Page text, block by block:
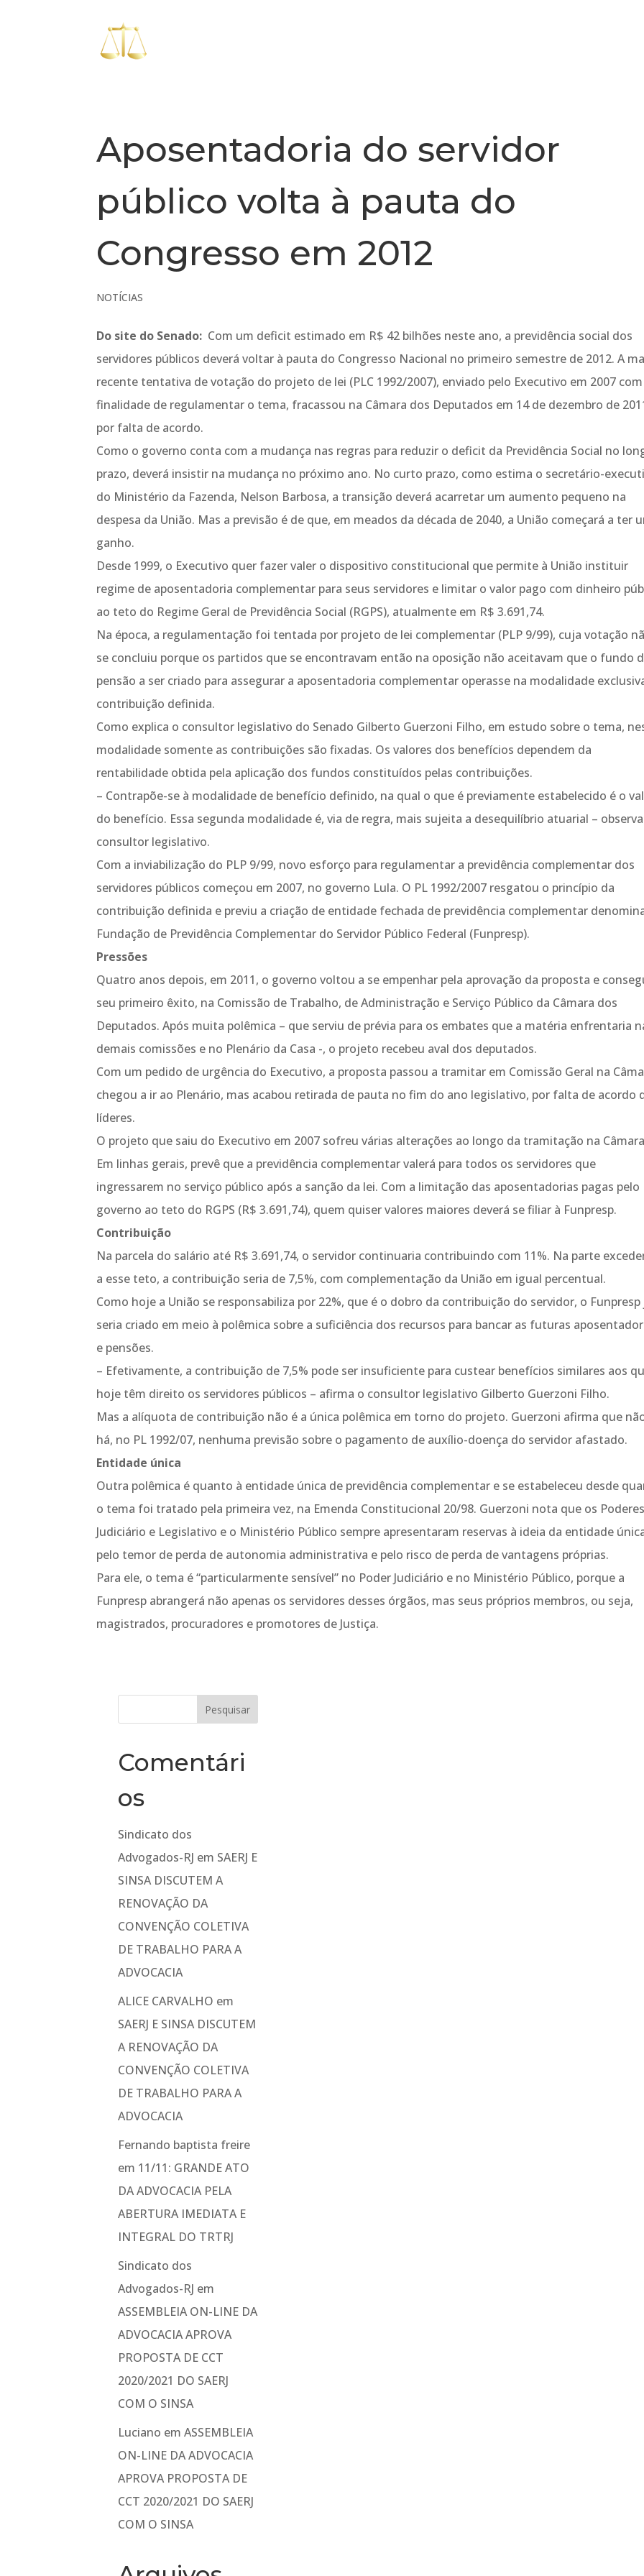
Aposentadoria do servidor
público volta à pauta do
Congresso em 2012
NOTÍCIAS
Do site do Senado: Com um deficit estimado em R$ 42 bilhões neste ano, a previdência social dos
servidores públicos deverá voltar à pauta do Congresso Nacional no primeiro semestre de 2012. A
recente tentativa de votação do projeto de lei (PLC 1992/2007), enviado pelo Executivo em 2007 com
finalidade de regulamentar o tema, fracassou na Câmara dos Deputados em 14 de dezembro de
por falta de acordo.
Como o governo conta com a mudança nas regras para reduzir o deficit da Previdência Social no
prazo, deverá insistir na mudança no próximo ano. No curto prazo, como estima o secretário-
do Ministério da Fazenda, Nelson Barbosa, a transição deverá acarretar um aumento pequeno na
despesa da União. Mas a previsão é de que, em meados da década de 2040, a União começará a ter
ganho.
Desde 1999, o Executivo quer fazer valer o dispositivo constitucional que permite à União instituir
regime de aposentadoria complementar para seus servidores e limitar o valor pago com dinheiro
ao teto do Regime Geral de Previdência Social (RGPS), atualmente em R$ 3.691,74.
Na época, a regulamentação foi tentada por projeto de lei complementar (PLP 9/99), cuja votação
se concluiu porque os partidos que se encontravam então na oposição não aceitavam que o fundo
pensão a ser criado para assegurar a aposentadoria complementar operasse na modalidade
contribuição definida.
Como explica o consultor legislativo do Senado Gilberto Guerzoni Filho, em estudo sobre o tema,
modalidade somente as contribuições são fixadas. Os valores dos benefícios dependem da
rentabilidade obtida pela aplicação dos fundos constituídos pelas contribuições.
– Contrapõe-se à modalidade de benefício definido, na qual o que é previamente estabelecido é o
do benefício. Essa segunda modalidade é, via de regra, mais sujeita a desequilíbrio atuarial –
consultor legislativo.
Com a inviabilização do PLP 9/99, novo esforço para regulamentar a previdência complementar dos
servidores públicos começou em 2007, no governo Lula. O PL 1992/2007 resgatou o princípio da
contribuição definida e previu a criação de entidade fechada de previdência complementar
Fundação de Previdência Complementar do Servidor Público Federal (Funpresp).
Pressões
Quatro anos depois, em 2011, o governo voltou a se empenhar pela aprovação da proposta e
seu primeiro êxito, na Comissão de Trabalho, de Administração e Serviço Público da Câmara dos
Deputados. Após muita polêmica – que serviu de prévia para os embates que a matéria enfrentaria
demais comissões e no Plenário da Casa -, o projeto recebeu aval dos deputados.
Com um pedido de urgência do Executivo, a proposta passou a tramitar em Comissão Geral na
chegou a ir ao Plenário, mas acabou retirada de pauta no fim do ano legislativo, por falta de acordo
líderes.
O projeto que saiu do Executivo em 2007 sofreu várias alterações ao longo da tramitação na
Em linhas gerais, prevê que a previdência complementar valerá para todos os servidores que
ingressarem no serviço público após a sanção da lei. Com a limitação das aposentadorias pagas pelo
governo ao teto do RGPS (R$ 3.691,74), quem quiser valores maiores deverá se filiar à Funpresp.
Contribuição
Na parcela do salário até R$ 3.691,74, o servidor continuaria contribuindo com 11%. Na parte
a esse teto, a contribuição seria de 7,5%, com complementação da União em igual percentual.
Como hoje a União se responsabiliza por 22%, que é o dobro da contribuição do servidor, o Funpresp
seria criado em meio à polêmica sobre a suficiência dos recursos para bancar as futuras
e pensões.
– Efetivamente, a contribuição de 7,5% pode ser insuficiente para custear benefícios similares aos
hoje têm direito os servidores públicos – afirma o consultor legislativo Gilberto Guerzoni Filho.
Mas a alíquota de contribuição não é a única polêmica em torno do projeto. Guerzoni afirma que
há, no PL 1992/07, nenhuma previsão sobre o pagamento de auxílio-doença do servidor afastado.
Entidade única
Outra polêmica é quanto à entidade única de previdência complementar e se estabeleceu desde
o tema foi tratado pela primeira vez, na Emenda Constitucional 20/98. Guerzoni nota que os Poderes
Judiciário e Legislativo e o Ministério Público sempre apresentaram reservas à ideia da entidade
pelo temor de perda de autonomia administrativa e pelo risco de perda de vantagens próprias.
Para ele, o tema é “particularmente sensível” no Poder Judiciário e no Ministério Público, porque a
Funpresp abrangerá não apenas os servidores desses órgãos, mas seus próprios membros, ou seja,
magistrados, procuradores e promotores de Justiça.
Comentári
os
Sindicato dos
Advogados-RJ em SAERJ E
SINSA DISCUTEM A
RENOVAÇÃO DA
CONVENÇÃO COLETIVA
DE TRABALHO PARA A
ADVOCACIA
ALICE CARVALHO em
SAERJ E SINSA DISCUTEM
A RENOVAÇÃO DA
CONVENÇÃO COLETIVA
DE TRABALHO PARA A
ADVOCACIA
Fernando baptista freire
em 11/11: GRANDE ATO
DA ADVOCACIA PELA
ABERTURA IMEDIATA E
INTEGRAL DO TRTRJ
Sindicato dos
Advogados-RJ em
ASSEMBLEIA ON-LINE DA
ADVOCACIA APROVA
PROPOSTA DE CCT
2020/2021 DO SAERJ
COM O SINSA
Luciano emASSEMBLEIA
ON-LINE DA ADVOCACIA
APROVA PROPOSTA DE
CCT 2020/2021 DO SAERJ
COM O SINSA